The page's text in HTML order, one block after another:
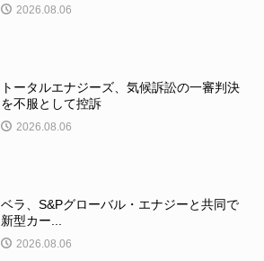
2026.08.06
トータルエナジーズ、気候訴訟の一審判決
を不服として控訴
2026.08.06
ベラ、S&Pグローバル・エナジーと共同で
新型カー...
2026.08.06